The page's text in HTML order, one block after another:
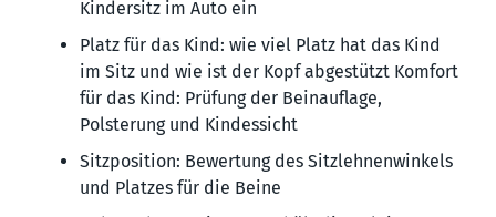
Kindersitz im Auto ein
Platz für das Kind: wie viel Platz hat das Kind
im Sitz und wie ist der Kopf abgestützt Komfort
für das Kind: Prüfung der Beinauflage,
Polsterung und Kindessicht
Sitzposition: Bewertung des Sitzlehnenwinkels
und Platzes für die Beine